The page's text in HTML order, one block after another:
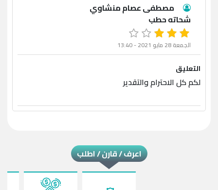
مصطفى عصام منشاوي
شحاته حطب
الجمعة 28 مايو 2021 - 13:40
التعليق
لكم كل الاحترام والتقدير
اعرف / قارن / اطلب